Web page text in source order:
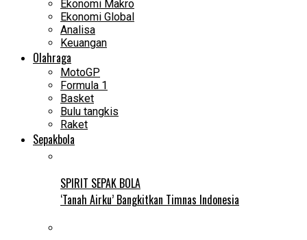
Ekonomi Makro
Ekonomi Global
Analisa
Keuangan
Olahraga
MotoGP
Formula 1
Basket
Bulu tangkis
Raket
Sepakbola
SPIRIT SEPAK BOLA
‘Tanah Airku’ Bangkitkan Timnas Indonesia